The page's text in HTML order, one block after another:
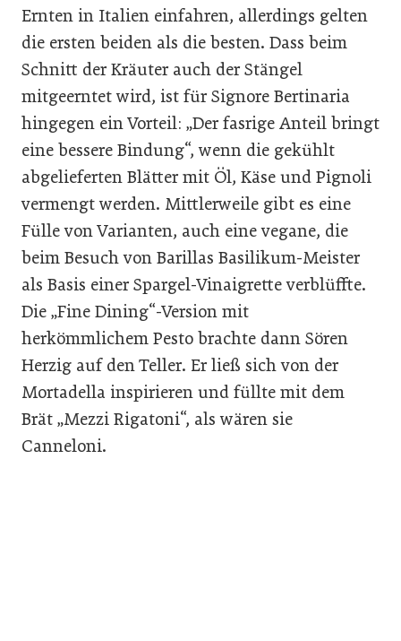
Ernten in Italien einfahren, allerdings gelten
die ersten beiden als die besten. Dass beim
Schnitt der Kräuter auch der Stängel
mitgeerntet wird, ist für Signore Bertinaria
hingegen ein Vorteil: „Der fasrige Anteil bringt
eine bessere Bindung“, wenn die gekühlt
abgelieferten Blätter mit Öl, Käse und Pignoli
vermengt werden. Mittlerweile gibt es eine
Fülle von Varianten, auch eine vegane, die
beim Besuch von Barillas Basilikum-Meister
als Basis einer Spargel-Vinaigrette verblüffte.
Die „Fine Dining“-Version mit
herkömmlichem Pesto brachte dann Sören
Herzig auf den Teller. Er ließ sich von der
Mortadella inspirieren und füllte mit dem
Brät „Mezzi Rigatoni“, als wären sie
Canneloni.